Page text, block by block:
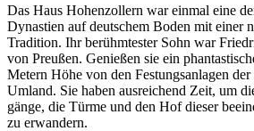
Das Haus Hohenzollern war einmal eine
Dynastien auf deutschem Boden mit einer
Tradition. Ihr berühmtester Sohn war
von Preußen. Genießen sie ein
Metern Höhe von den Festungsanlagen
Umland. Sie haben ausreichend Zeit, um
gänge, die Türme und den Hof dieser
zu erwandern.